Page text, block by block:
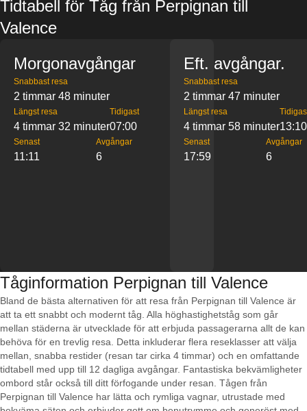
Tidtabell för Tåg från Perpignan till
Valence
Morgonavgångar
Snabbast resa
2 timmar 48 minuter
Längst resa
4 timmar 32 minuter
Tidigast
07:00
Senast
11:11
Avgångar
6
Eft. avgångar.
Snabbast resa
2 timmar 47 minuter
Längst resa
4 timmar 58 minuter13:10
Senast
17:59
Avgångar
6
Tåginformation Perpignan till Valence
Bland de bästa alternativen för att resa från Perpignan till Valence är
att ta ett snabbt och modernt tåg. Alla höghastighetståg som går
mellan städerna är utvecklade för att erbjuda passagerarna allt de kan
behöva för en trevlig resa. Detta inkluderar flera reseklasser att välja
mellan, snabba restider (resan tar cirka 4 timmar) och en omfattande
tidtabell med upp till 12 dagliga avgångar. Fantastiska bekvämligheter
ombord står också till ditt förfogande under resan. Tågen från
Perpignan till Valence har lätta och rymliga vagnar, utrustade med